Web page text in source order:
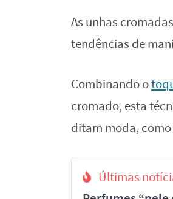
As unhas
tendências de
Combinando o
cromado, esta
ditam moda, como
Últimas